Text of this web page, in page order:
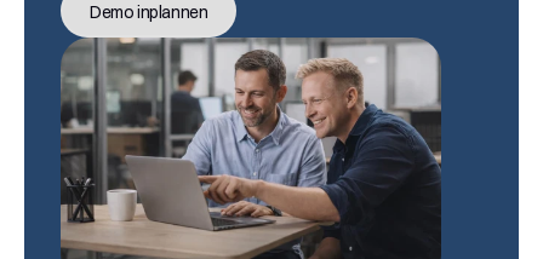
Demo inplannen